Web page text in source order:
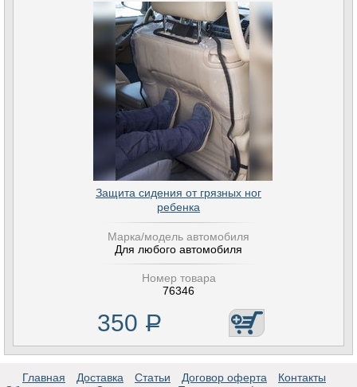
Защита сидения от грязных ног
ребенка
Марка/модель автомобиля
Для любого автомобиля
Номер товара
76346
350 Р
Главная Доставка Статьи Договор оферта
Контакты